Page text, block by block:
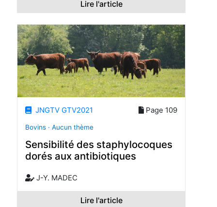
Lire l'article
JNGTV GTV2021 Page 109
Bovins · Aucun thème
Sensibilité des staphylocoques
dorés aux antibiotiques
J-Y. MADEC
Lire l'article